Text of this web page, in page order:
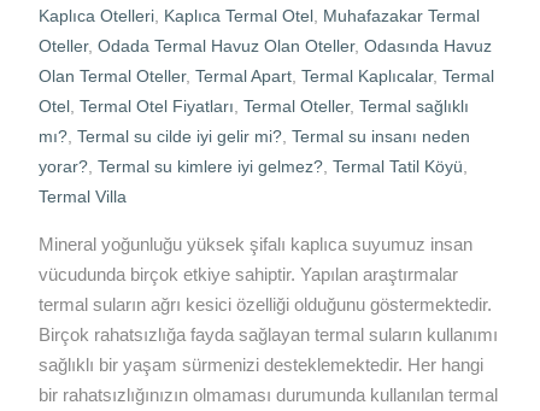
Kaplıca Otelleri, Kaplıca Termal Otel, Muhafazakar Termal
Oteller, Odada Termal Havuz Olan Oteller, Odasında Havuz
Olan Termal Oteller, Termal Apart, Termal Kaplıcalar, Termal
Otel, Termal Otel Fiyatları, Termal Oteller, Termal sağlıklı
mı?, Termal su cilde iyi gelir mi?, Termal su insanı neden
yorar?, Termal su kimlere iyi gelmez?, Termal Tatil Köyü,
Termal Villa
Mineral yoğunluğu yüksek şifalı kaplıca suyumuz insan
vücudunda birçok etkiye sahiptir. Yapılan araştırmalar
termal suların ağrı kesici özelliği olduğunu göstermektedir.
Birçok rahatsızlığa fayda sağlayan termal suların kullanımı
sağlıklı bir yaşam sürmenizi desteklemektedir. Her hangi
bir rahatsızlığınızın olmaması durumunda kullanılan termal